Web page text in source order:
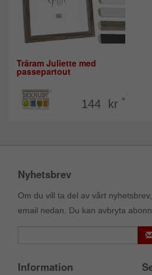
Träram Juliette med
passepartout
144 kr *
Nyhetsbrev
Om du vill ta del av vårt
email nedan. Du kan avbryta
Information